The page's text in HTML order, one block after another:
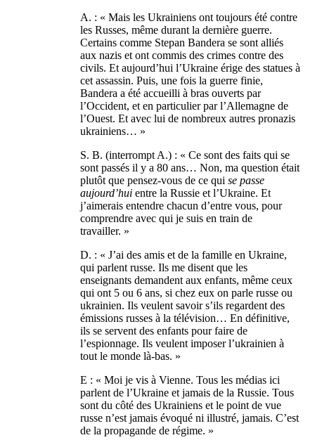
A. : « Mais les Ukrainiens ont toujours été contre
les Russes, même durant la dernière guerre.
Certains comme Stepan Bandera se sont alliés
aux nazis et ont commis des crimes contre des
civils. Et aujourd’hui l’Ukraine érige des statues à
cet assassin. Puis, une fois la guerre finie,
Bandera a été accueilli à bras ouverts par
l’Occident, et en particulier par l’Allemagne de
l’Ouest. Et avec lui de nombreux autres pronazis
ukrainiens… »
S. B. (interrompt A.) : « Ce sont des faits qui se
sont passés il y a 80 ans… Non, ma question était
plutôt que pensez-vous de ce quise passe
aujourd’hui entre la Russie et l’Ukraine. Et
j’aimerais entendre chacun d’entre vous, pour
comprendre avec qui je suis en train de
travailler. »
D. : « J’ai des amis et de la famille en Ukraine,
qui parlent russe. Ils me disent que les
enseignants demandent aux enfants, même ceux
qui ont 5 ou 6 ans, si chez eux on parle russe ou
ukrainien. Ils veulent savoir s’ils regardent des
émissions russes à la télévision… En définitive,
ils se servent des enfants pour faire de
l’espionnage. Ils veulent imposer l’ukrainien à
tout le monde là-bas. »
E : « Moi je vis à Vienne. Tous les médias ici
parlent de l’Ukraine et jamais de la Russie. Tous
sont du côté des Ukrainiens et le point de vue
russe n’est jamais évoqué ni illustré, jamais. C’est
de la propagande de régime. »